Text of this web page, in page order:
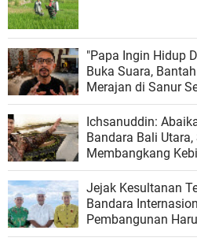
"Papa Ingin Hidup
Buka Suara,
Merajan di Sanur
Ichsanuddin:
Bandara Bali
Membangkang
Jejak Kesultanan
Bandara
Pembangunan